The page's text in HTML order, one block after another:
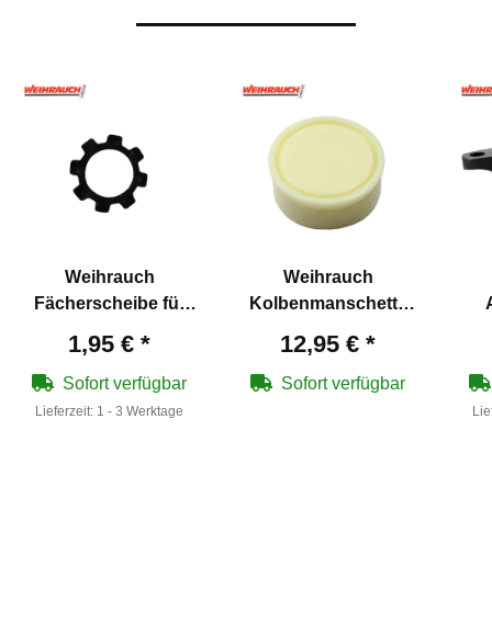
Weihrauch
Fächerscheibe für
Schafthalteschraube -
Weihrauch
Artikelnummer 9280
1,95 € *
Sofort verfügbar
Lieferzeit: 1 - 3 Werktage
Weihrauch
Kolbenmanschette
alt - Weihrauch
Artikelnummer 9070
12,95 € *
Sofort verfügbar